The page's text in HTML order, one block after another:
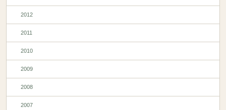
2012
2011
2010
2009
2008
2007